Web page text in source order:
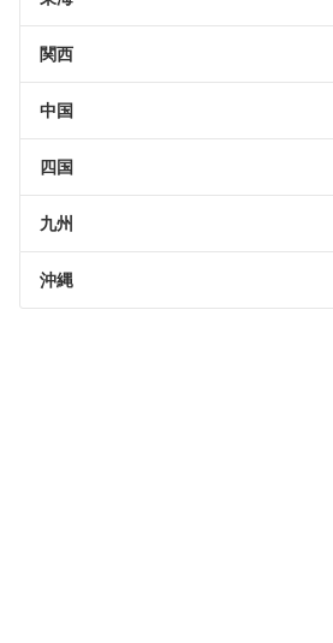
関西
中国
四国
九州
沖縄